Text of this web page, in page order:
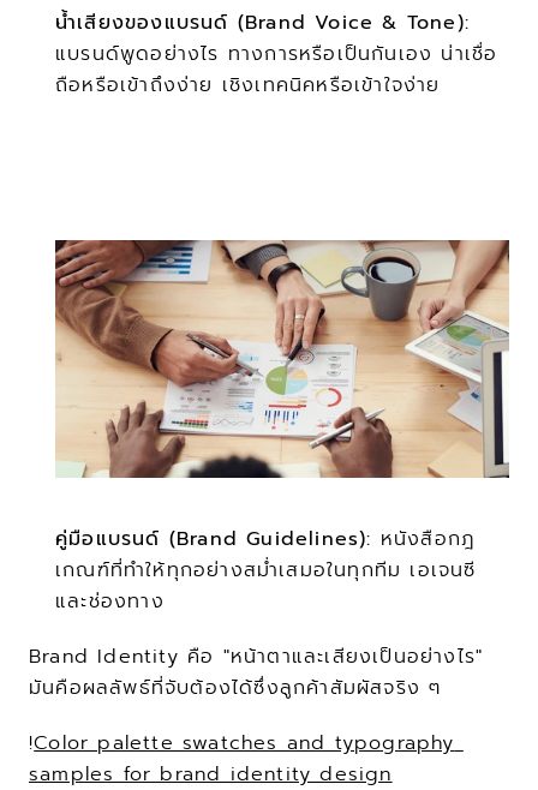
น้ำเสียงของแบรนด์ (Brand Voice & Tone):
แบรนด์พูดอย่างไร ทางการหรือเป็นกันเอง น่าเชื่อ
ถือหรือเข้าถึงง่าย เชิงเทคนิคหรือเข้าใจง่าย
คู่มือแบรนด์ (Brand Guidelines): หนังสือกฎ
เกณฑ์ที่ทำให้ทุกอย่างสม่ำเสมอในทุกทีม เอเจนซี
และช่องทาง
Brand Identity คือ "หน้าตาและเสียงเป็นอย่างไร"
มันคือผลลัพธ์ที่จับต้องได้ซึ่งลูกค้าสัมผัสจริง ๆ
!Color palette swatches and typography
samples for brand identity design